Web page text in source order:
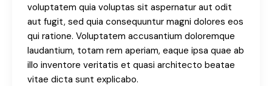
voluptatem quia voluptas sit aspernatur aut odit
aut fugit, sed quia consequuntur magni dolores eos
qui ratione. Voluptatem accusantium doloremque
laudantium, totam rem aperiam, eaque ipsa quae ab
illo inventore veritatis et quasi architecto beatae
vitae dicta sunt explicabo.